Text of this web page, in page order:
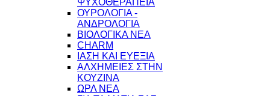
ΨΥΧΟΘΕΡΑΠΕΙΑ
ΟΥΡΟΛΟΓΙΑ -
ΑΝΔΡΟΛΟΓΙΑ
ΒΙΟΛΟΓΙΚΑ ΝΕΑ
CHARM
ΙΑΣΗ ΚΑΙ ΕΥΕΞΙΑ
ΑΛΧΗΜΕΙΕΣ ΣΤΗΝ
ΚΟΥΖΙΝΑ
ΩΡΛ ΝEA